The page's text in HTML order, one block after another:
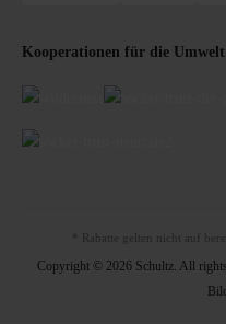
Kooperationen für die Umwelt
* Rabatte gelten nicht auf
Copyright © 2026 Schultz. All